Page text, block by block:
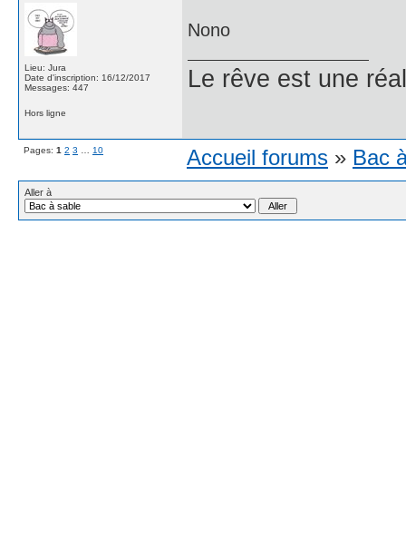
Lieu: Jura
Date d'inscription: 16/12/2017
Messages: 447
Nono
Le rêve est une
Hors ligne
Pages: 1 2 3 10 Accueil forums » Bac
Aller à